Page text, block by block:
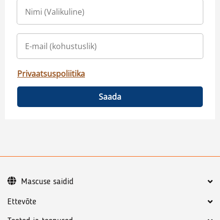
Privaatsuspoliitika
Saada
Ettevõte
Mascuse saidid